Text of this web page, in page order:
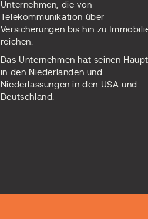
Unternehmen, die von
Telekommunikation über
Versicherungen bis hin zu
reichen.
Das Unternehmen hat seinen
in den Niederlanden und
Niederlassungen in den USA und
Deutschland.